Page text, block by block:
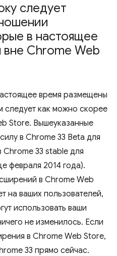
следует
в настоящее
Chrome Web
время размещены
следует как можно скорее
Store. Вышеуказанные
в Chrome 33 Beta для
Chrome 33 stable для
февраля 2014 года).
в Chrome Web
на ваших пользователей,
использовать ваши
не изменилось. Если
в Chrome Web Store,
33 прямо сейчас.